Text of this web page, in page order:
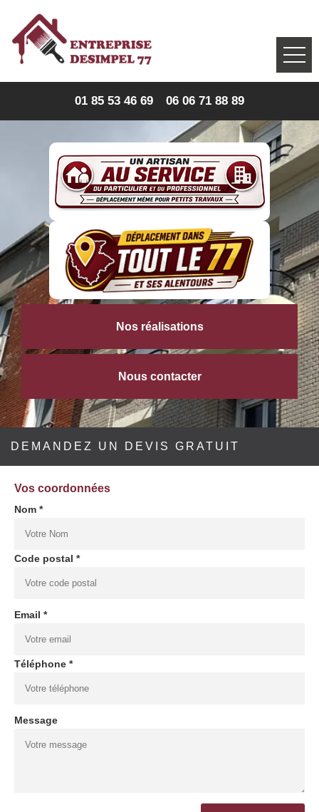
01 85 53 46 69 06 06 71 88 89
Nos réalisations
Nous contacter
DEMANDEZ UN DEVIS GRATUIT
Vos coordonnées
Nom *
Code postal *
Email *
Téléphone *
Message